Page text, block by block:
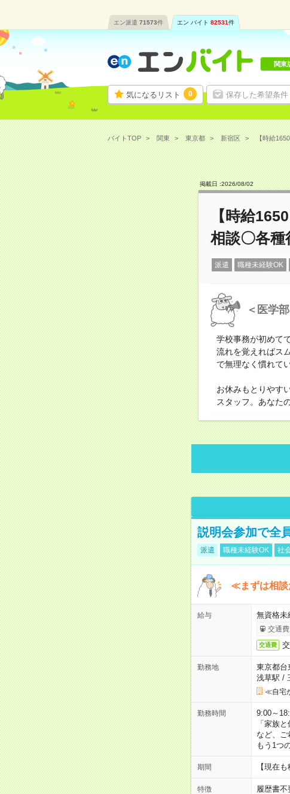
エン派遣 71573件 エン バイト 82531件
気になるリスト 0 保存した希望条件
関東
バイトTOP 関東 東京都 新宿区 【時給
掲載日 :2026/08/02
【時給
相談〇各
派遣 職種未経験OK
＜医学
学校事務が初めて
流れを覚えればス
で無理なく慣れて
お休みもとりやす
スタッフ。あなた
説明会参加で全
派遣 職種未経験OK 社
≪まずは相談
給与 無資格
交通
交通費
勤務地
東京都台
浅草駅 /
≪自宅
勤務時間
9:00～
「家族
など、
もう1つ
期間 【現在
特徴 履歴書不